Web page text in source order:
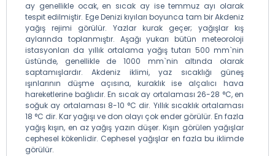
ay genellikle ocak, en sıcak ay ise temmuz ayı olarak
tespit edilmiştir. Ege Denizi kıyıları boyunca tam bir Akdeniz
yağış rejimi görülür. Yazlar kurak geçer; yağışlar kış
aylarında toplanmıştır. Aşağı yukarı bütün meteoroloji
istasyonları da yıllık ortalama yağış tutarı 500 mm`nin
üstünde, genellikle de 1000 mm`nin altında olarak
saptamışlardır. Akdeniz iklimi, yaz sıcaklığı güneş
ışınlarının düşme açısına, kuraklık ise alçalıcı hava
hareketlerine bağlıdır. En sıcak ay ortalaması 26-28 °C, en
soğuk ay ortalaması 8-10 °C dir. Yıllık sıcaklık ortalaması
18 °C dir. Kar yağışı ve don olayı çok ender görülür. En fazla
yağış kışın, en az yağış yazın düşer. Kışın görülen yağışlar
cephesel kökenlidir. Cephesel yağışlar en fazla bu iklimde
görülür.